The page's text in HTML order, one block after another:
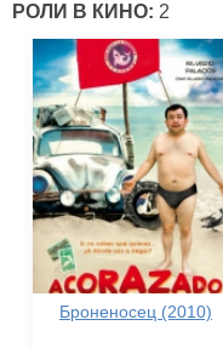
РОЛИ В КИНО: 2
Броненосец (2010)